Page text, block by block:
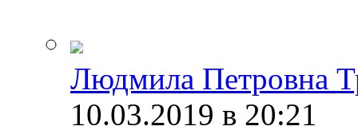
Людмила Петровна
10.03.2019 в 20:21